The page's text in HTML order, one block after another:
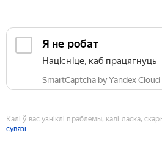
Я не робат
Націсніце, каб працягнуць
SmartCaptcha by Yandex Cloud
Калі ў вас узніклі праблемы, калі ласка,
сувязі